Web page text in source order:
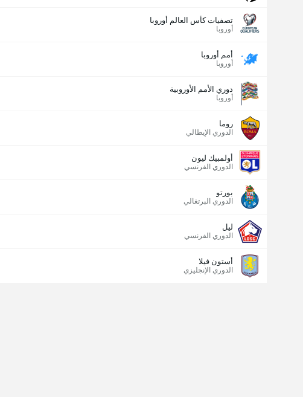
تصفيات كأس العالم أوروبا
أوروبا
أمم أوروبا
أوروبا
دوري الأمم الأوروبية
أوروبا
روما
الدوري الإيطالي
أولمبيك ليون
الدوري الفرنسي
بورتو
الدوري البرتغالي
ليل
الدوري الفرنسي
أستون فيلا
الدوري الإنجليزي